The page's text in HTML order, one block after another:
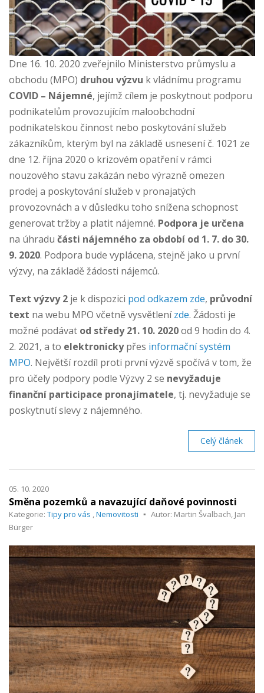
Dne 16. 10. 2020 zveřejnilo Ministerstvo průmyslu a
obchodu (MPO) druhou výzvu k vládnímu programu
COVID – Nájemné, jejímž cílem je poskytnout podporu
podnikatelům provozujícím maloobchodní
podnikatelskou činnost nebo poskytování služeb
zákazníkům, kterým byl na základě usnesení č. 1021 ze
dne 12. října 2020 o krizovém opatření v rámci
nouzového stavu zakázán nebo výrazně omezen
prodej a poskytování služeb v pronajatých
provozovnách a v důsledku toho snížena schopnost
generovat tržby a platit nájemné. Podpora je určena
na úhradu části nájemného za období od 1. 7. do 30.
9. 2020. Podpora bude vyplácena, stejně jako u první
výzvy, na základě žádosti nájemců.
Text výzvy 2 je k dispozici pod odkazem zde, průvodní
text na webu MPO včetně vysvětlenízde. Žádosti je
možné podávat od středy 21. 10. 2020od 9 hodin do 4.
2. 2021, a to elektronickypřes informační systém
MPO. Největší rozdíl proti první výzvě spočívá v tom, že
pro účely podpory podle Výzvy 2 se nevyžaduje
finanční participace pronajímatele, tj. nevyžaduje se
poskytnutí slevy z nájemného.
Celý článek
05. 10. 2020
Směna pozemků a navazující daňové povinnosti
Kategorie: Tipy pro vás Nemovitosti
Autor: Martin Švalbach, Jan
Bürger